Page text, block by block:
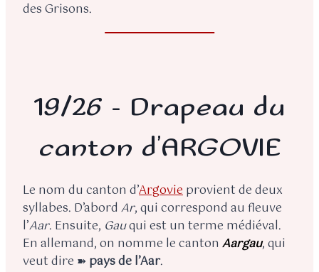
des Grisons.
19/26 – Drapeau du
canton d’ARGOVIE
Le nom du canton d’Argovieprovient de deux
syllabes. D’abord Ar, qui correspond au fleuve
l’Aar. Ensuite, Gauqui est un terme médiéval.
En allemand, on nomme le canton Aargau, qui
veut dire ➽pays de l’Aar.